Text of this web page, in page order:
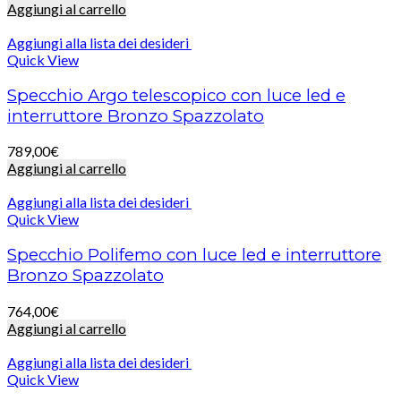
Aggiungi al carrello
Aggiungi alla lista dei desideri
Quick View
Specchio Argo telescopico con luce led e
interruttore Bronzo Spazzolato
789,00€
Aggiungi al carrello
Aggiungi alla lista dei desideri
Quick View
Specchio Polifemo con luce led e interruttore
Bronzo Spazzolato
764,00€
Aggiungi al carrello
Aggiungi alla lista dei desideri
Quick View